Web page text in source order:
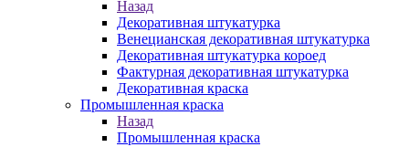
Назад
Декоративная штукатурка
Венецианская декоративная штукатурка
Декоративная штукатурка короед
Фактурная декоративная штукатурка
Декоративная краска
Промышленная краска
Назад
Промышленная краска